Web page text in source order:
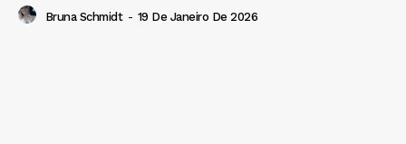
Bruna Schmidt - 19 De Janeiro De 2026